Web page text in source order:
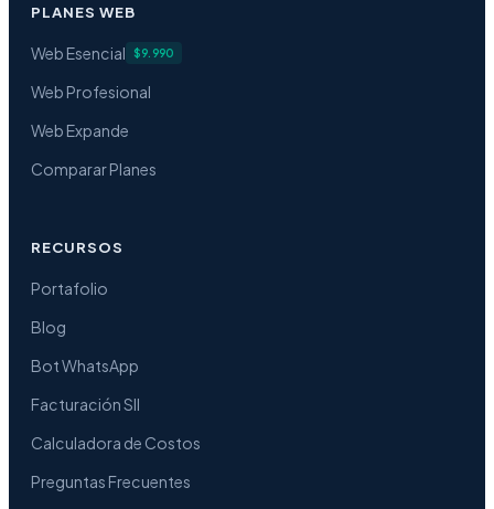
PLANES WEB
Web Esencial $9.990
Web Profesional
Web Expande
Comparar Planes
RECURSOS
Portafolio
Blog
Bot WhatsApp
Facturación SII
Calculadora de Costos
Preguntas Frecuentes